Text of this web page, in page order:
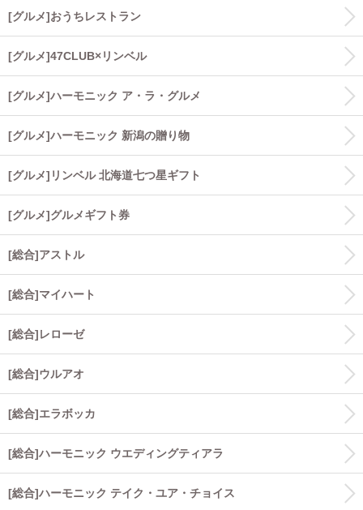
[グルメ]おうちレストラン
[グルメ]47CLUB×リンベル
[グルメ]ハーモニック ア・ラ・グルメ
[グルメ]ハーモニック 新潟の贈り物
[グルメ]リンベル 北海道七つ星ギフト
[グルメ]グルメギフト券
[総合]アストル
[総合]マイハート
[総合]レローゼ
[総合]ウルアオ
[総合]エラボッカ
[総合]ハーモニック ウエディングティアラ
[総合]ハーモニック テイク・ユア・チョイス